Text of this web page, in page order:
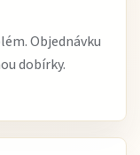
Objednávku
dobírky.